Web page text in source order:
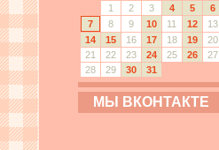
1
2 3 4 5
6
7
8 9 10 11 12
13
14
15 16 17 18 19
20
21
22 23 24 25 26
27
28
29 30 31
МЫ ВКОНТАКТЕ